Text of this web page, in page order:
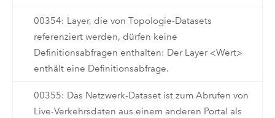
00354: Layer, die von Topologie-Datasets
referenziert werden, dürfen keine
Definitionsabfragen enthalten: Der Layer <Wert>
enthält eine Definitionsabfrage.
00355: Das Netzwerk-Dataset ist zum Abrufen von
Live-Verkehrsdaten aus einem anderen Portal als